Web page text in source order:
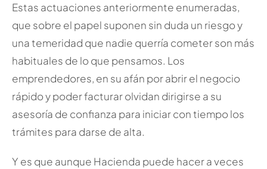
Estas actuaciones anteriormente enumeradas,
que sobre el papel suponen sin duda un riesgo y
una temeridad que nadie querría cometer son más
habituales de lo que pensamos. Los
emprendedores, en su afán por abrir el negocio
rápido y poder facturar olvidan dirigirse a su
asesoría de confianza para iniciar con tiempo los
trámites para darse de alta.
Y es que aunque Hacienda puede hacer a veces